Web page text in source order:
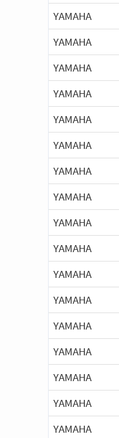
YAMAHA
YAMAHA
YAMAHA
YAMAHA
YAMAHA
YAMAHA
YAMAHA
YAMAHA
YAMAHA
YAMAHA
YAMAHA
YAMAHA
YAMAHA
YAMAHA
YAMAHA
YAMAHA
YAMAHA